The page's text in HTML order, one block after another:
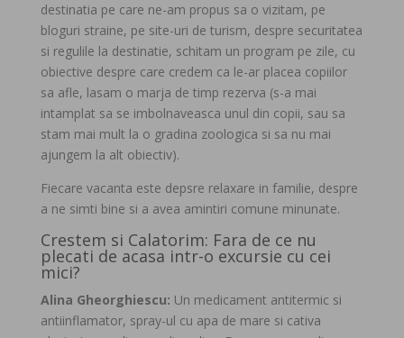
destinatia pe care ne-am propus sa o vizitam, pe
bloguri straine, pe site-uri de turism, despre securitatea
si regulile la destinatie, schitam un program pe zile, cu
obiective despre care credem ca le-ar placea copiilor
sa afle, lasam o marja de timp rezerva (s-a mai
intamplat sa se imbolnaveasca unul din copii, sau sa
stam mai mult la o gradina zoologica si sa nu mai
ajungem la alt obiectiv).
Fiecare vacanta este depsre relaxare in familie, despre
a ne simti bine si a avea amintiri comune minunate.
Crestem si Calatorim: Fara de ce nu
plecati de acasa intr-o excursie cu cei
mici?
Alina Gheorghiescu: Un medicament antitermic si
antiinflamator, spray-ul cu apa de mare si cativa